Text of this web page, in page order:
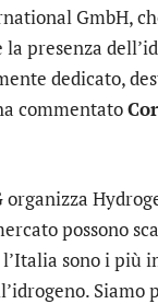
GmbH,
presenza
dedicato,
commentato
organizza
possono
l’Italia sono i